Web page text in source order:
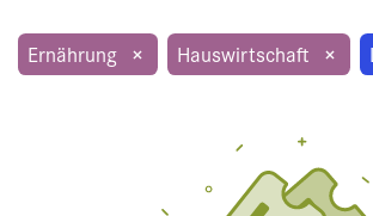
Ernährung × Hauswirtschaft ×